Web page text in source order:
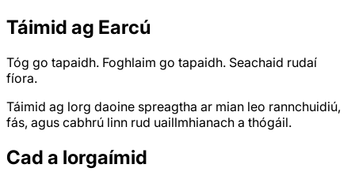
Táimid ag Earcú
Tóg go tapaidh. Foghlaim go tapaidh. Seachaid rudaí
fíora.
Táimid ag lorg daoine spreagtha ar mian leo rannchuidiú,
fás, agus cabhrú linn rud uaillmhianach a thógáil.
Cad a lorgaímid